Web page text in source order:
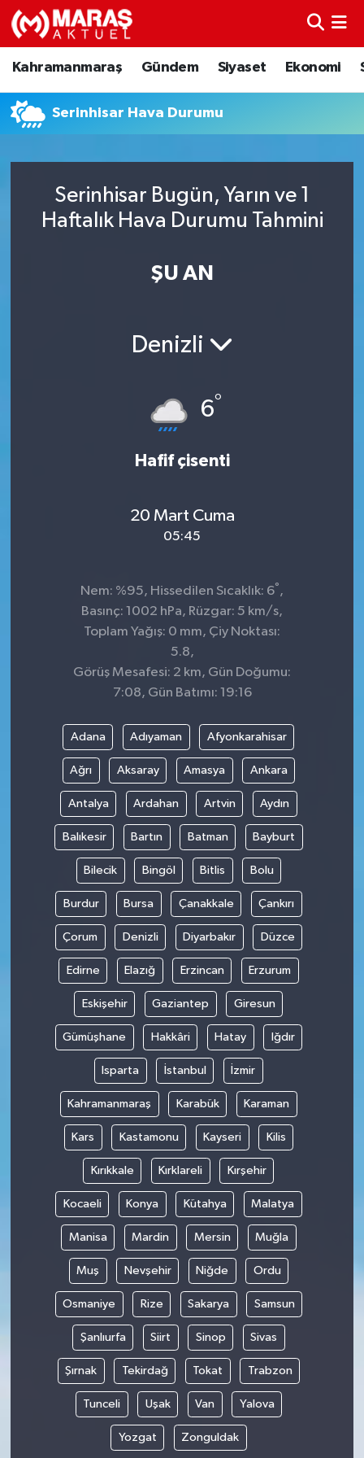
Kahramanmaraş Gündem Siyaset Ekonomi
Serinhisar Hava Durumu
Serinhisar Bugün, Yarın ve 1
Haftalık Hava Durumu Tahmini
ŞU AN
Denizli
6°
Hafif çisenti
20 Mart Cuma
05:45
Nem: %95, Hissedilen Sıcaklık: 6° ,
Basınç: 1002 hPa, Rüzgar: 5 km/s,
Toplam Yağış: 0 mm, Çiy Noktası:
5.8,
Görüş Mesafesi: 2 km, Gün Doğumu:
7:08, Gün Batımı: 19:16
Adana Adıyaman Afyonkarahisar
Ağrı Aksaray Amasya Ankara
Antalya Ardahan Artvin Aydın
Balıkesir Bartın Batman Bayburt
Bilecik Bingöl Bitlis Bolu
Burdur Bursa Çanakkale Çankırı
Çorum Denizli Diyarbakır Düzce
Edirne Elazığ Erzincan Erzurum
Eskişehir Gaziantep Giresun
Gümüşhane Hakkâri Hatay Iğdır
Isparta İstanbul İzmir
Kahramanmaraş Karabük Karaman
Kars Kastamonu Kayseri Kilis
Kırıkkale Kırklareli Kırşehir
Kocaeli Konya Kütahya Malatya
Manisa Mardin Mersin Muğla
Muş Nevşehir Niğde Ordu
Osmaniye Rize Sakarya Samsun
Şanlıurfa Siirt Sinop Sivas
Şırnak Tekirdağ Tokat Trabzon
Tunceli Uşak Van Yalova
Yozgat Zonguldak
Kahramanmaraş
Ekonomi
Spor
Nöbetçi Eczaneler
Trafik Durumu
TFF 3.Lig 4.Grup Puan Durumu ve Fikstür